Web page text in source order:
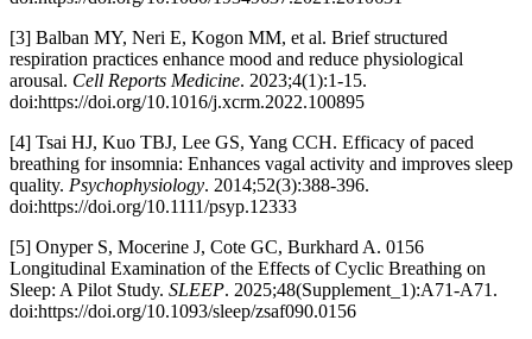
[3] Balban MY, Neri E, Kogon MM, et al. Brief structured
respiration practices enhance mood and reduce physiological
arousal. Cell Reports Medicine. 2023;4(1):1-15.
doi:https://doi.org/10.1016/j.xcrm.2022.100895
[4] Tsai HJ, Kuo TBJ, Lee GS, Yang CCH. Efficacy of paced
breathing for insomnia: Enhances vagal activity and improves sleep
quality. Psychophysiology. 2014;52(3):388-396.
doi:https://doi.org/10.1111/psyp.12333
[5] Onyper S, Mocerine J, Cote GC, Burkhard A. 0156
Longitudinal Examination of the Effects of Cyclic Breathing on
Sleep: A Pilot Study. SLEEP. 2025;48(Supplement_1):A71-A71.
doi:https://doi.org/10.1093/sleep/zsaf090.0156